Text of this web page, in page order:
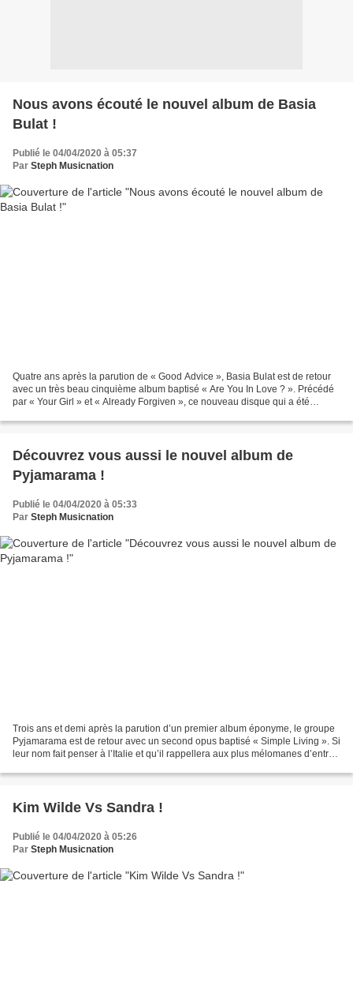
Nous avons écouté le nouvel album de Basia
Bulat !
Publié le 04/04/2020 à 05:37
Par Steph Musicnation
Quatre ans après la parution de « Good Advice », Basia Bulat est de retour
avec un très beau cinquième album baptisé « Are You In Love ? ». Précédé
par « Your Girl » et « Already Forgiven », ce nouveau disque qui a été
Découvrez vous aussi le nouvel album de
Pyjamarama !
Publié le 04/04/2020 à 05:33
Par Steph Musicnation
Trois ans et demi après la parution d’un premier album éponyme, le groupe
Pyjamarama est de retour avec un second opus baptisé « Simple Living ». Si
leur nom fait penser à l’Italie et qu’il rappellera aux plus mélomanes d’entre
Kim Wilde Vs Sandra !
Publié le 04/04/2020 à 05:26
Par Steph Musicnation